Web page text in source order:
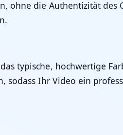
ohne die Authentizität des
typische, hochwertige
Ihr Video ein